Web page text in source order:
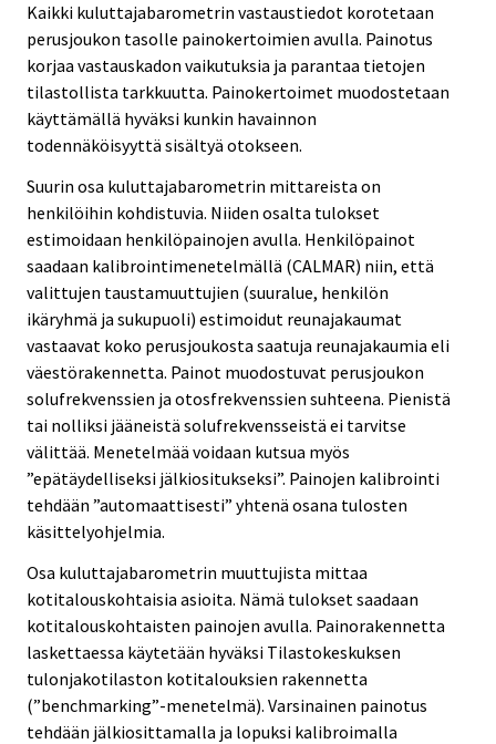
Kaikki kuluttajabarometrin vastaustiedot korotetaan
perusjoukon tasolle painokertoimien avulla. Painotus
korjaa vastauskadon vaikutuksia ja parantaa tietojen
tilastollista tarkkuutta. Painokertoimet muodostetaan
käyttämällä hyväksi kunkin havainnon
todennäköisyyttä sisältyä otokseen.
Suurin osa kuluttajabarometrin mittareista on
henkilöihin kohdistuvia. Niiden osalta tulokset
estimoidaan henkilöpainojen avulla. Henkilöpainot
saadaan kalibrointimenetelmällä (CALMAR) niin, että
valittujen taustamuuttujien (suuralue, henkilön
ikäryhmä ja sukupuoli) estimoidut reunajakaumat
vastaavat koko perusjoukosta saatuja reunajakaumia eli
väestörakennetta. Painot muodostuvat perusjoukon
solufrekvenssien ja otosfrekvenssien suhteena. Pienistä
tai nolliksi jääneistä solufrekvensseistä ei tarvitse
välittää. Menetelmää voidaan kutsua myös
”epätäydelliseksi jälkiositukseksi”. Painojen kalibrointi
tehdään ”automaattisesti” yhtenä osana tulosten
käsittelyohjelmia.
Osa kuluttajabarometrin muuttujista mittaa
kotitalouskohtaisia asioita. Nämä tulokset saadaan
kotitalouskohtaisten painojen avulla. Painorakennetta
laskettaessa käytetään hyväksi Tilastokeskuksen
tulonjakotilaston kotitalouksien rakennetta
(”benchmarking”-menetelmä). Varsinainen painotus
tehdään jälkiosittamalla ja lopuksi kalibroimalla